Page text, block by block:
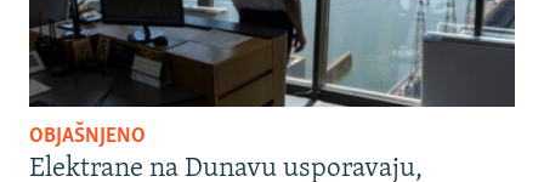
OBJAŠNJENO
Elektrane na Dunavu usporavaju,